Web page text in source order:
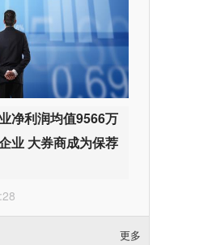
净利润均值9566万
业 大券商成为保荐
更多